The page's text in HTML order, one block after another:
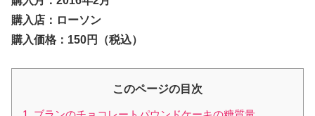
購入店：ローソン
購入価格：150円（税込）
このページの目次